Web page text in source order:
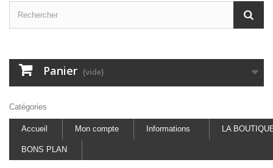
Panier (vide)
Catégories
Accueil Mon compte Informations LA
BONS PLAN